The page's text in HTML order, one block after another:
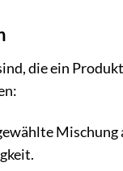
die ein